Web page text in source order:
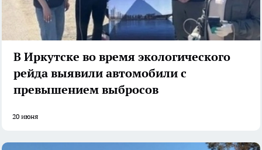
В Иркутске во время экологического
рейда выявили автомобили с
превышением выбросов
20 июня